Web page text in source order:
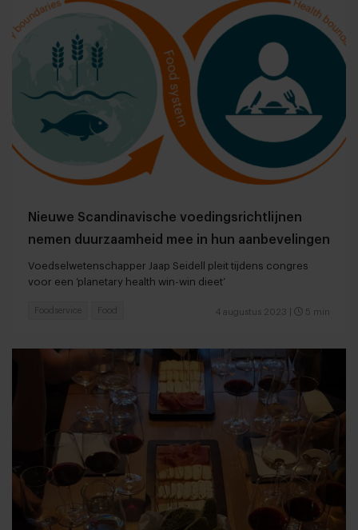
Nieuwe Scandinavische voedingsrichtlijnen
nemen duurzaamheid mee in hun aanbevelingen
Voedselwetenschapper Jaap Seidell pleit tijdens congres
voor een ‘planetary health win-win dieet’
4 augustus 2023 5 min
Foodservice Food